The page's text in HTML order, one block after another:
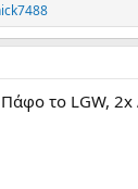
το LGW,